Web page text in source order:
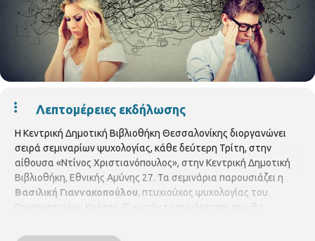
Λεπτομέρειες εκδήλωσης
Η Κεντρική Δημοτική Βιβλιοθήκη Θεσσαλονίκης διοργανώνει
σειρά σεμιναρίων ψυχολογίας, κάθε δεύτερη Τρίτη, στην
αίθουσα «Ντίνος Χριστιανόπουλος», στην Κεντρική Δημοτική
Βιβλιοθήκη, Εθνικής Αμύνης 27. Τα σεμινάρια παρουσιάζει η
Βασιλική Γιαννακοπούλου, πτυχιούχος ψυχολογίας του
Πανεπιστημίου Κρήτης. Σ’ αυτήν τη συνάντηση, που θα
19:30,το θέμα θα είναι: